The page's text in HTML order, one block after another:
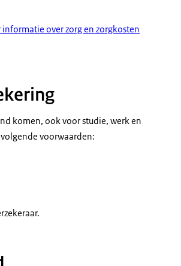
informatie over zorg en zorgkosten
komen, ook voor studie, werk en
voorwaarden: